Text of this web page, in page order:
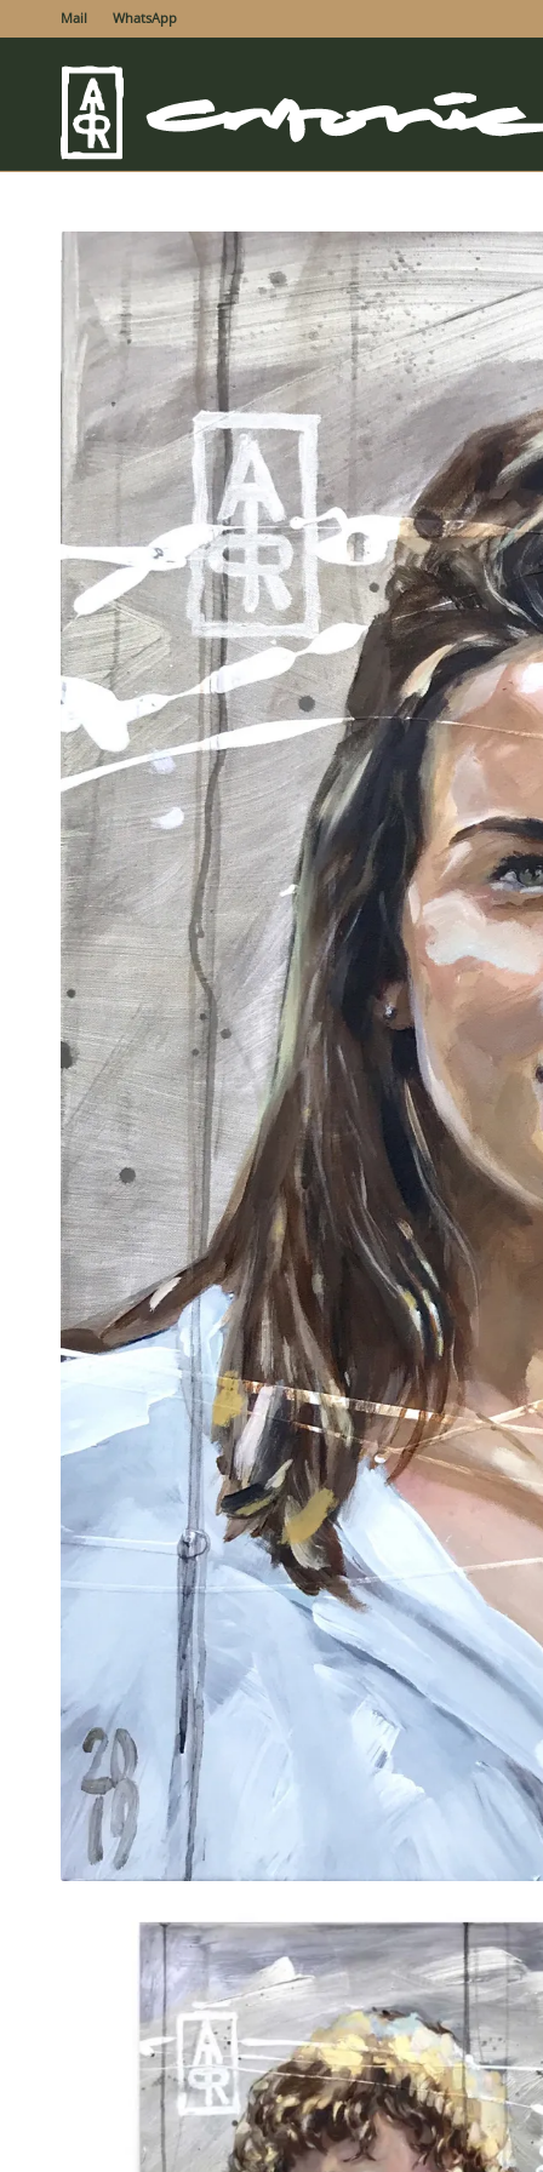
Mail WhatsApp